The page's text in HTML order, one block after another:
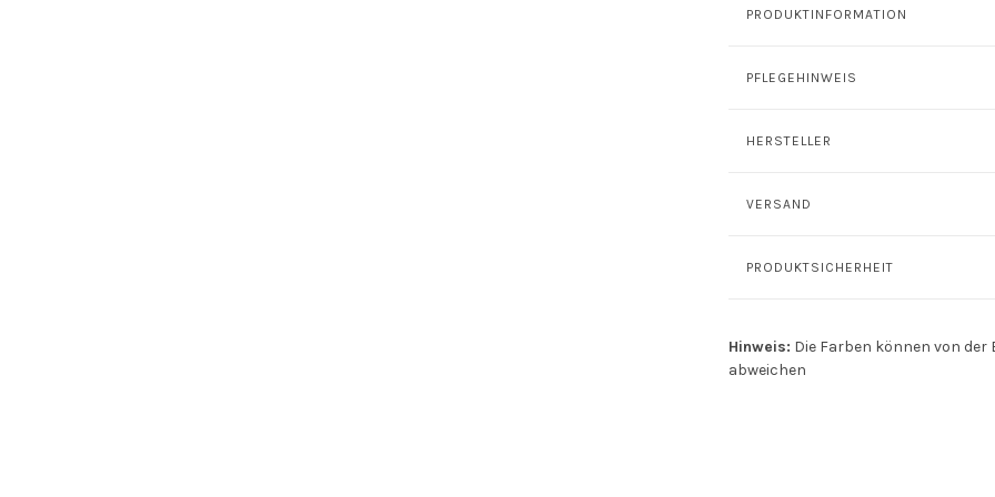
PRODUKTINFORMATION
PFLEGEHINWEIS
HERSTELLER
VERSAND
PRODUKTSICHERHEIT
Hinweis: Die Farben können von
abweichen